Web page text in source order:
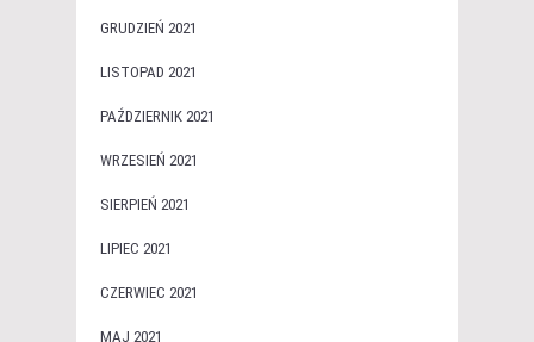
GRUDZIEŃ 2021
LISTOPAD 2021
PAŹDZIERNIK 2021
WRZESIEŃ 2021
SIERPIEŃ 2021
LIPIEC 2021
CZERWIEC 2021
MAJ 2021